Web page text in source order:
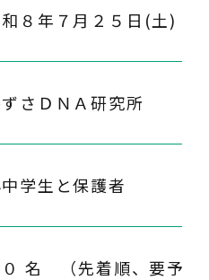
８年７月２５日(土)
さＤＮＡ研究所
学生と保護者
０ 名 （先着順、要予約